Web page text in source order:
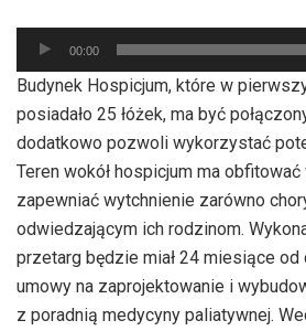
plików
dźwiękowych
00:00
Budynek Hospicjum, które w
posiadało 25 łóżek, ma być
dodatkowo pozwoli wykorzystać
Teren wokół hospicjum ma
zapewniać wytchnienie zarówno
odwiedzającym ich rodzinom.
przetarg będzie miał 24 miesiące od
umowy na zaprojektowanie i
z poradnią medycyny paliatywnej.